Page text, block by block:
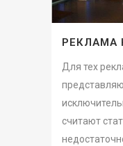
РЕКЛАМА
Для тех
считают